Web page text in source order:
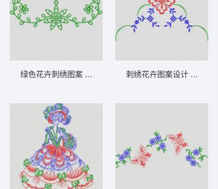
绿色花卉刺绣图案 植物花型 刺绣花卉图案设计 植物花